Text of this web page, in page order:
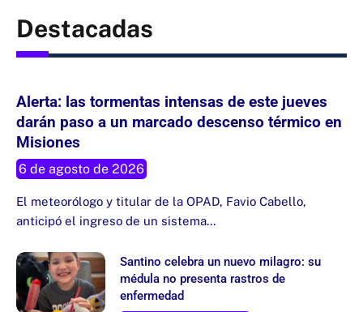
Destacadas
Alerta: las tormentas intensas de este jueves
darán paso a un marcado descenso térmico en
Misiones
6 de agosto de 2026
El meteorólogo y titular de la OPAD, Favio Cabello,
anticipó el ingreso de un sistema…
Santino celebra un nuevo milagro: su
médula no presenta rastros de
enfermedad